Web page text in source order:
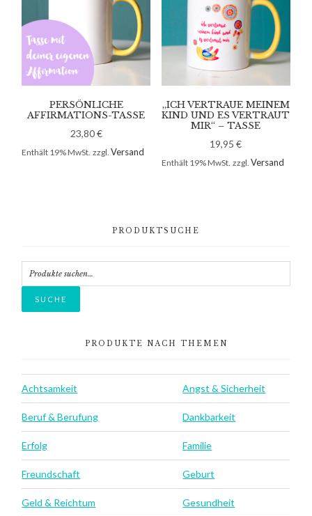
PERSÖNLICHE
AFFIRMATIONS-TASSE
23,80€
Enthält 19% MwSt. zzgl.Versand
„ICH VERTRAUE MEINEM
KIND UND ES VERTRAUT
MIR“ – TASSE
19,95€
Enthält 19% MwSt. zzgl. Versand
PRODUKTSUCHE
Suche
nach:
SUCHE
PRODUKTE NACH THEMEN
Achtsamkeit Angst & Sicherheit
Beruf & Berufung Dankbarkeit
Erfolg Familie
Freundschaft Geburt
Geld & Reichtum Gesundheit